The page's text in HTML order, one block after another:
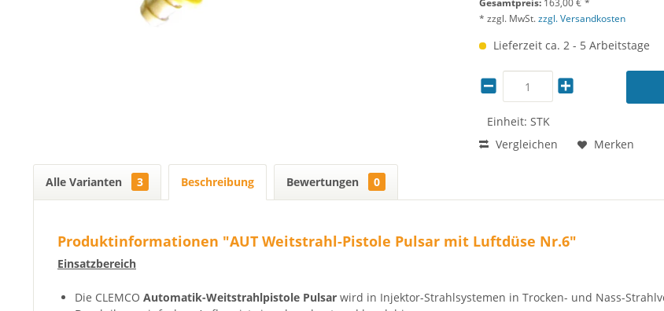
Gesamtpreis: 163,00€ *
* zzgl. MwSt.zzgl. Versandkosten
Lieferzeit ca. 2 - 5 Arbeitstage
Einheit: STK
Vergleichen Merken
Alle Varianten 3 Beschreibung Bewertungen 0
Produktinformationen "AUT Weitstrahl-Pistole Pulsar mit Luftdüse Nr.6"
Einsatzbereich
Die CLEMCO Automatik-Weitstrahlpistole Pulsar wird in Injektor-Strahlsystemen in Trocken- und Nass-